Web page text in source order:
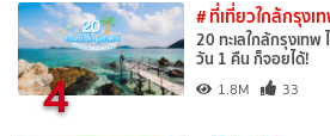
4
# ที่เที่ยวใกล้กรุงเ
20 ทะเลใกล้กรุงเทพ
วัน 1 คืน ก็จอยได้!
1.8M 33